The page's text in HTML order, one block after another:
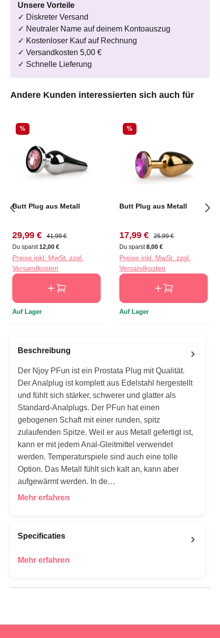
Unsere Vorteile
✓ Diskreter Versand
✓ Neutraler Name auf deinem Kontoauszug
✓ Kostenloser Kauf auf Rechnung
✓ Versandkosten 5,00 €
✓ Schnelle Lieferung
Produktgalerie überspringen
Andere Kunden interessierten sich auch für
Rabatt
%
Butt Plug aus Metall
Verkaufspreis:
29,99 € Regulärer Preis:
41,99 €
Du sparst12,00 €
Preise inkl. MwSt. zzgl.
Versandkosten
Auf Lager
Rabatt
%
Butt Plug aus Metall
Verkaufspreis:
17,99 € Regulärer Preis:
25,99 €
Du sparst8,00 €
Preise inkl. MwSt. zzgl.
Versandkosten
Auf Lager
Beschreibung
Der Njoy PFun ist ein Prostata Plug mit Qualität.
Der Analplug ist komplett aus Edelstahl hergestellt
und fühlt sich stärker, schwerer und glatter als
Standard-Analplugs. Der PFun hat einen
gebogenen Schaft mit einer runden, spitz
zulaufenden Spitze. Weil er aus Metall gefertigt ist,
kann er mit jedem Anal-Gleitmittel verwendet
werden. Temperaturspiele sind auch eine tolle
Option. Das Metall fühlt sich kalt an, kann aber
aufgewärmt werden. In de…
Mehr erfahren
Specificaties
Mehr erfahren